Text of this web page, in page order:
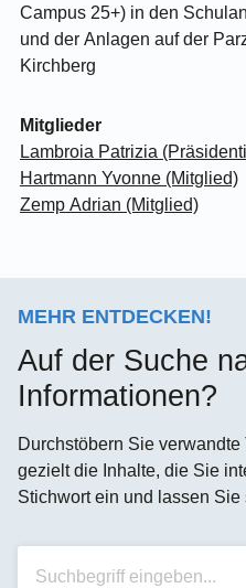
Campus 25+) in den
und der Anlagen auf der
Kirchberg
Mitglieder
Lambroia Patrizia
Hartmann Yvonne (Mitglied)
Zemp Adrian (Mitglied)
MEHR ENTDECKEN!
Auf der Suche
Informationen?
Durchstöbern Sie
gezielt die Inhalte, die Sie
Stichwort ein und lassen Sie